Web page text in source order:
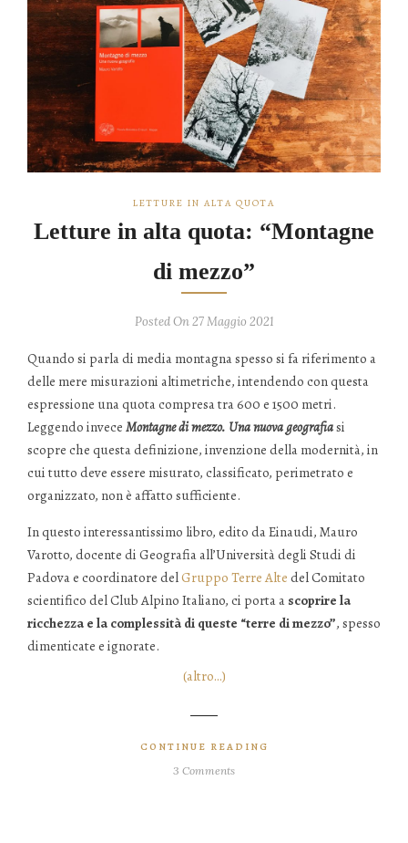
LETTURE IN ALTA QUOTA
Letture in alta quota: “Montagne
di mezzo”
Posted On 27 Maggio 2021
Quando si parla di media montagna spesso si fa riferimento a
delle mere misurazioni altimetriche, intendendo con questa
espressione una quota compresa tra 600 e 1500 metri.
Leggendo invece Montagne di mezzo. Una nuova geografiasi
scopre che questa definizione, invenzione della modernità, in
cui tutto deve essere misurato, classificato, perimetrato e
organizzato, non è affatto sufficiente.
In questo interessantissimo libro, edito da Einaudi, Mauro
Varotto, docente di Geografia all’Università degli Studi di
Padova e coordinatore delGruppo Terre Alte del Comitato
scientifico del Club Alpino Italiano, ci porta a scoprire la
ricchezza e la complessità di queste “terre di mezzo”, spesso
dimenticate e ignorate.
(altro…)
CONTINUE READING
3 Comments